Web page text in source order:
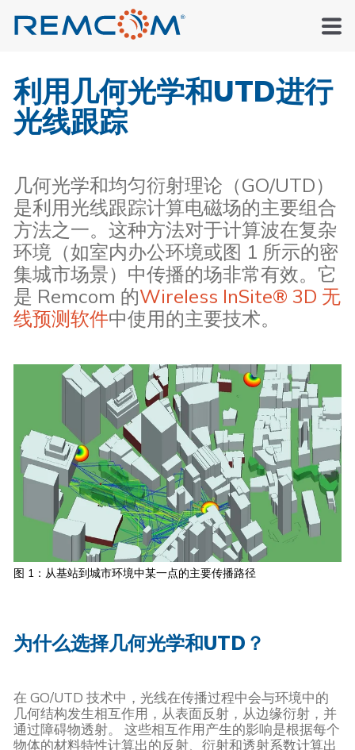
利用几何光学和UTD进行
光线跟踪
几何光学和均匀衍射理论（GO/UTD）
是利用光线跟踪计算电磁场的主要组合
方法之一。这种方法对于计算波在复杂
环境（如室内办公环境或图 1 所示的密
集城市场景）中传播的场非常有效。它
是 Remcom 的Wireless InSite® 3D 无
线预测软件中使用的主要技术。
图 1：从基站到城市环境中某一点的主要传播路径
为什么选择几何光学和UTD？
在 GO/UTD 技术中，光线在传播过程中会与环境中的
几何结构发生相互作用，从表面反射，从边缘衍射，并
通过障碍物透射。 这些相互作用产生的影响是根据每个
物体的材料特性计算出的反射、衍射和透射系数计算出